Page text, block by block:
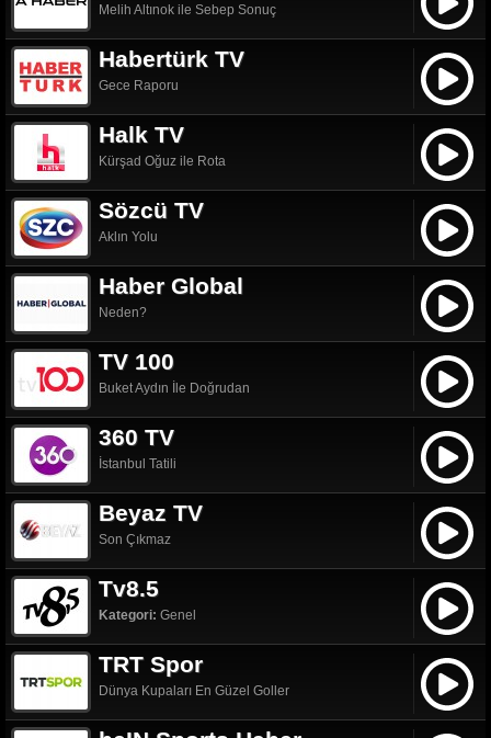
Melih Altınok ile Sebep Sonuç
Habertürk TV
Gece Raporu
Halk TV
Kürşad Oğuz ile Rota
Sözcü TV
Aklın Yolu
Haber Global
Neden?
TV 100
Buket Aydın İle Doğrudan
360 TV
İstanbul Tatili
Beyaz TV
Son Çıkmaz
Tv8.5
Kategori: Genel
TRT Spor
Dünya Kupaları En Güzel Goller